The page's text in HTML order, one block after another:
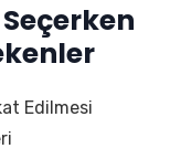
Edilmesi